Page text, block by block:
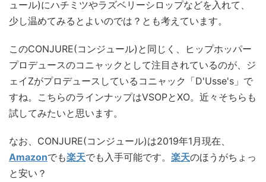
ュール)にハチミツやラズベリーシロップなどを入れて、
少し温めてみるとよいのでは？とも考えています。
このCONJURE(コンジュール)と同じく、ヒップホッパー
プロデュースのコニャックとして注目されているのが、ジ
ェイZがプロデュースしているコニャック「D'Usse's」で
すね。こちらのラインナップはVSOPとXO。近々そちらも
試してみたいと思います。
なお、CONJURE(コンジュール)は2019年1月現在、
Amazonでも楽天でも入手可能です。 楽天のほうがちょっ
と安い？